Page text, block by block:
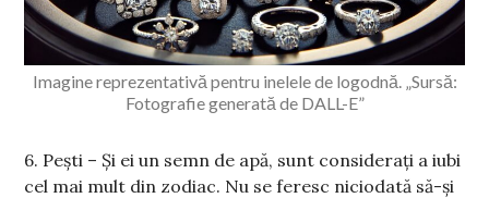
Imagine reprezentativă pentru inelele de logodnă. „Sursă:
Fotografie generată de DALL-E”
6. Pești – Și ei un semn de apă, sunt considerați a iubi
cel mai mult din zodiac. Nu se feresc niciodată să-și